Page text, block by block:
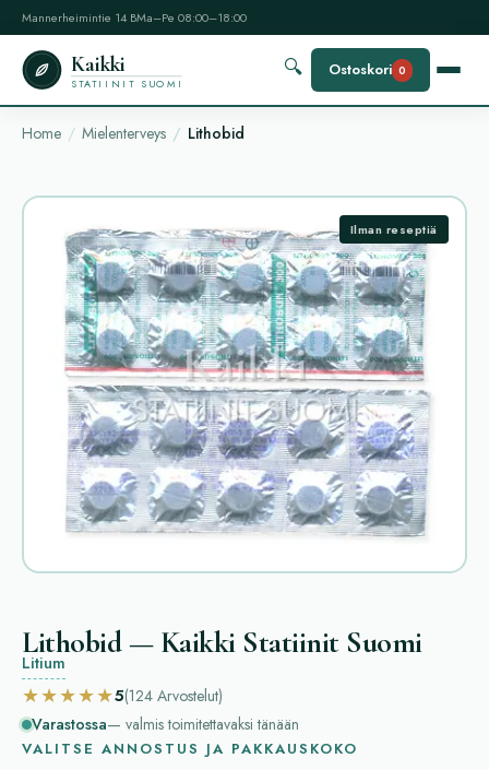
Mannerheimintie 14 BMa–Pe 08:00–18:00
Kaikki
STATIINIT SUOMI
🔍 Ostoskori 0
Home Mielenterveys Lithobid
Ilman reseptiä
Lithobid — Kaikki Statiinit Suomi
Litium
★★★★★5(124 Arvostelut)
Varastossa— valmis toimitettavaksi tänään
VALITSE ANNOSTUS JA PAKKAUSKOKO